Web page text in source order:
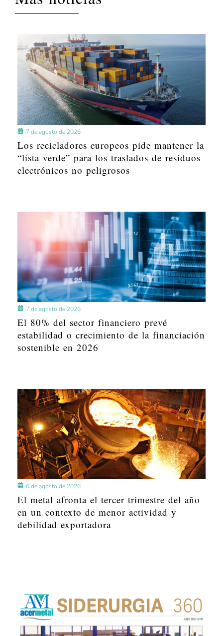
7 de agosto de 2026
Los recicladores europeos pide mantener la
“lista verde” para los traslados de residuos
electrónicos no peligrosos
7 de agosto de 2026
El 80% del sector financiero prevé
estabilidad o crecimiento de la financiación
sostenible en 2026
6 de agosto de 2026
El metal afronta el tercer trimestre del año
en un contexto de menor actividad y
debilidad exportadora